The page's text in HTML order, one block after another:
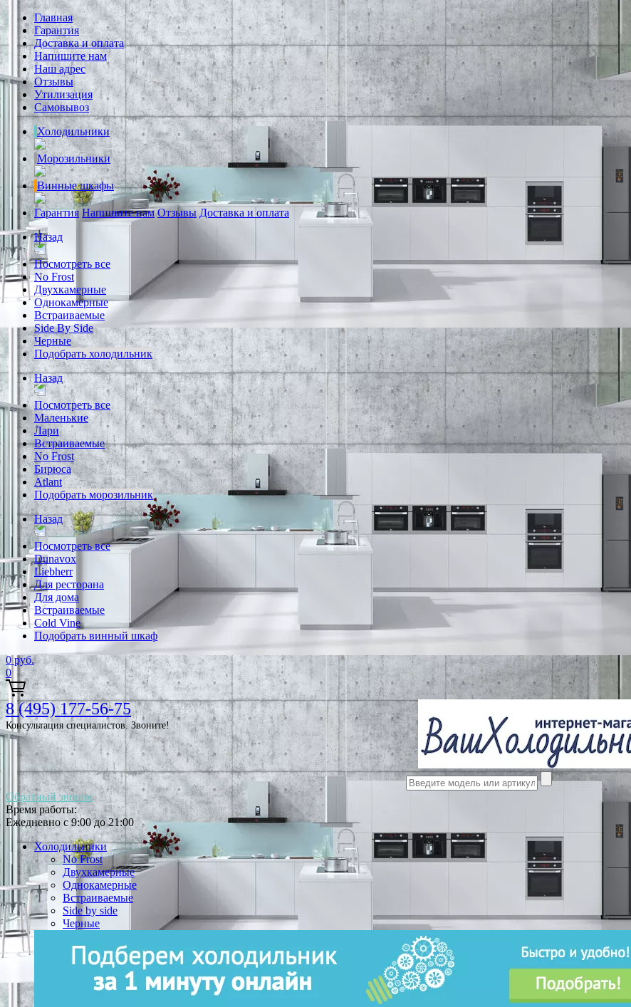
Главная
Гарантия
Доставка и оплата
Напишите нам
Наш адрес
Отзывы
Утилизация
Самовывоз
Холодильники
Морозильники
Винные шкафы
Гарантия Напишите нам Отзывы Доставка и оплата
Назад
Посмотреть все
No Frost
Двухкамерные
Однокамерные
Встраиваемые
Side By Side
Черные
Подобрать холодильник
Назад
Посмотреть все
Маленькие
Лари
Встраиваемые
No Frost
Бирюса
Atlant
Подобрать морозильник
Назад
Посмотреть все
Dunavox
Liebherr
Для ресторана
Для дома
Встраиваемые
Cold Vine
Подобрать винный шкаф
0 руб.
0
8 (495) 177-56-75
Консультация специалистов. Звоните!
Обратный звонок
Время работы:
Ежедневно с 9:00 до 21:00
Холодильники
No Frost
Двухкамерные
Однокамерные
Встраиваемые
Side by side
Черные